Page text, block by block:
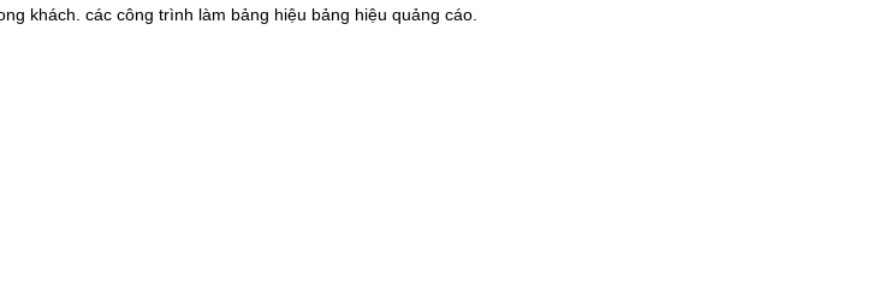
khách. các công trình làm bảng hiệu bảng hiệu quảng cáo.